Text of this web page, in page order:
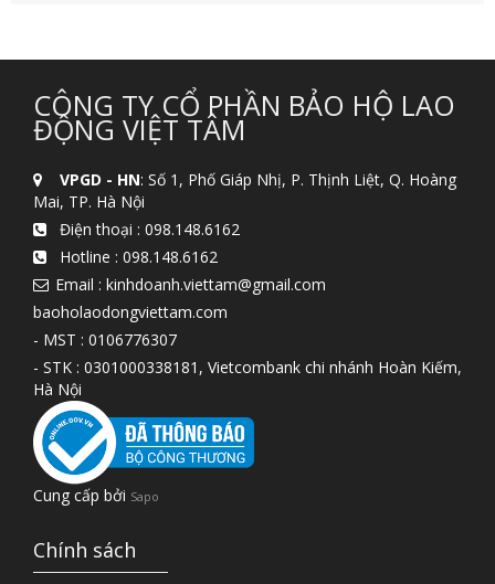
CÔNG TY CỔ PHẦN BẢO HỘ LAO
ĐỘNG VIỆT TÂM
VPGD - HN: Số 1, Phố Giáp Nhị, P. Thịnh Liệt, Q. Hoàng
Mai, TP. Hà Nội
Điện thoại : 098.148.6162
Hotline : 098.148.6162
Email : kinhdoanh.viettam@gmail.com
baoholaodongviettam.com
- MST : 0106776307
- STK : 0301000338181, Vietcombank chi nhánh Hoàn Kiếm,
Hà Nội
Cung cấp bởi Sapo
Chính sách